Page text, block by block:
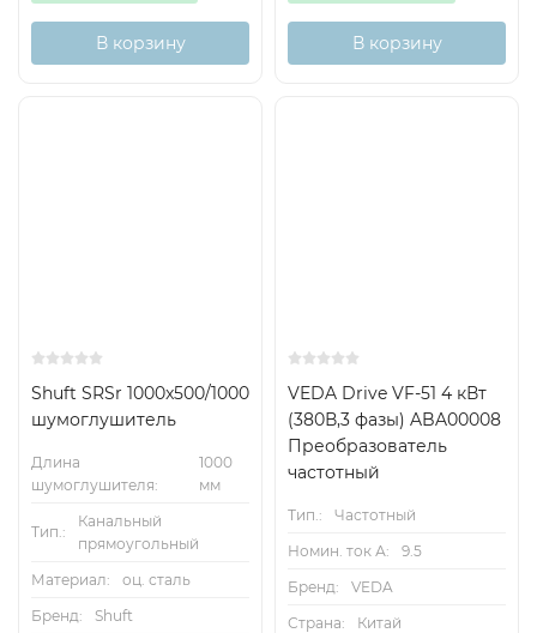
В корзину В корзину
Shuft SRSr 1000x500/1000
шумоглушитель
Длина
шумоглушителя:
1000
мм
Тип.:
Канальный
прямоугольный
Материал:
оц. сталь
Бренд:
Shuft
VEDA Drive VF-51 4 кВт
(380В,3 фазы) ABA00008
Преобразователь
частотный
Тип.:
Частотный
Номин. ток А:
9.5
Бренд:
VEDA
Страна:
Китай